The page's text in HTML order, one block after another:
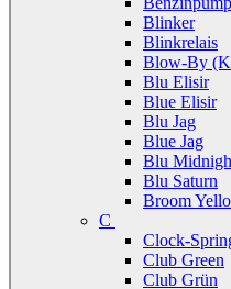
Blinker
Blinkrelais
Blow-By
Blu Elisir
Blue Elisir
Blu Jag
Blue Jag
Blu
Blu Saturn
Broom
C
Clock-
Club Green
Club Grün